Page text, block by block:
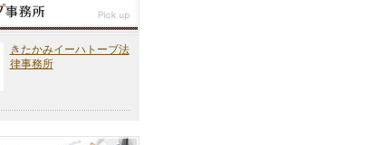
きたかみイーハトーブ法
律事務所